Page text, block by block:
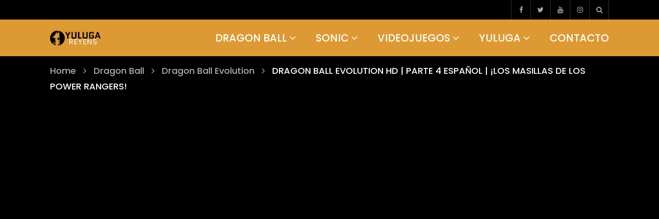
DRAGON BALL SONIC VIDEOJUEGOS YULUGA CONTACTO
Home Dragon Ball Dragon Ball Evolution
DRAGON BALL EVOLUTION HD | PARTE 4 ESPAÑOL | ¡LOS MASILLAS DE LOS
POWER RANGERS!